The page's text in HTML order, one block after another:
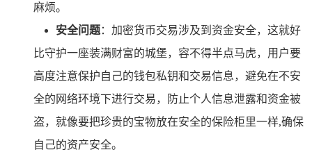
麻烦。
安全问题：加密货币交易涉及到资金安全，这就好
比守护一座装满财富的城堡，容不得半点马虎，用户要
高度注意保护自己的钱包私钥和交易信息，避免在不安
全的网络环境下进行交易，防止个人信息泄露和资金被
盗，就像要把珍贵的宝物放在安全的保险柜里一样,确保
自己的资产安全。